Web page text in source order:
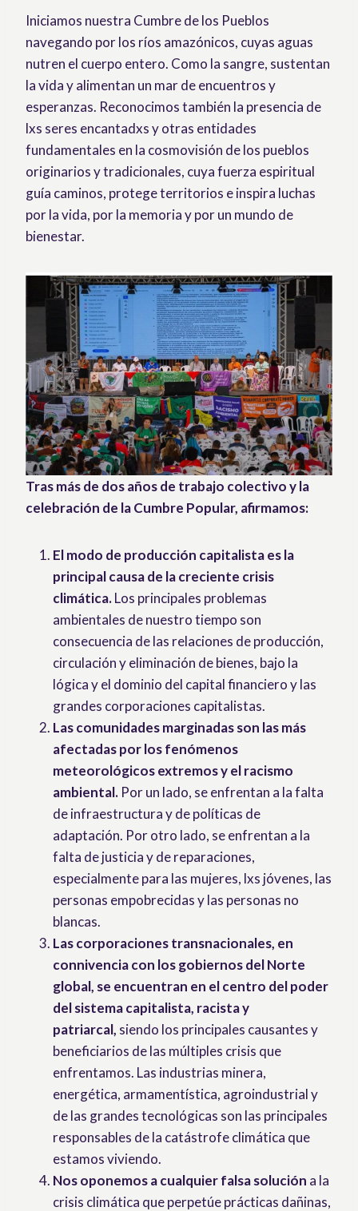
Iniciamos nuestra Cumbre de los Pueblos
navegando por los ríos amazónicos, cuyas aguas
nutren el cuerpo entero. Como la sangre, sustentan
la vida y alimentan un mar de encuentros y
esperanzas. Reconocimos también la presencia de
lxs seres encantadxs y otras entidades
fundamentales en la cosmovisión de los pueblos
originarios y tradicionales, cuya fuerza espiritual
guía caminos, protege territorios e inspira luchas
por la vida, por la memoria y por un mundo de
bienestar.
Tras más de dos años de trabajo colectivo y la
celebración de la Cumbre Popular, afirmamos:
El modo de producción capitalista es la
principal causa de la creciente crisis
climática.Los principales problemas
ambientales de nuestro tiempo son
consecuencia de las relaciones de producción,
circulación y eliminación de bienes, bajo la
lógica y el dominio del capital financiero y las
grandes corporaciones capitalistas.
Las comunidades marginadas son las más
afectadas por los fenómenos
meteorológicos extremos y el racismo
ambiental. Por un lado, se enfrentan a la falta
de infraestructura y de políticas de
adaptación. Por otro lado, se enfrentan a la
falta de justicia y de reparaciones,
especialmente para las mujeres, lxs jóvenes, las
personas empobrecidas y las personas no
blancas.
Las corporaciones transnacionales, en
connivencia con los gobiernos del Norte
global, se encuentran en el centro del poder
del sistema capitalista, racista y
patriarcal, siendo los principales causantes y
beneficiarios de las múltiples crisis que
enfrentamos. Las industrias minera,
energética, armamentística, agroindustrial y
de las grandes tecnológicas son las principales
responsables de la catástrofe climática que
estamos viviendo.
Nos oponemos a cualquier falsa solución a la
crisis climática que perpetúe prácticas dañinas,